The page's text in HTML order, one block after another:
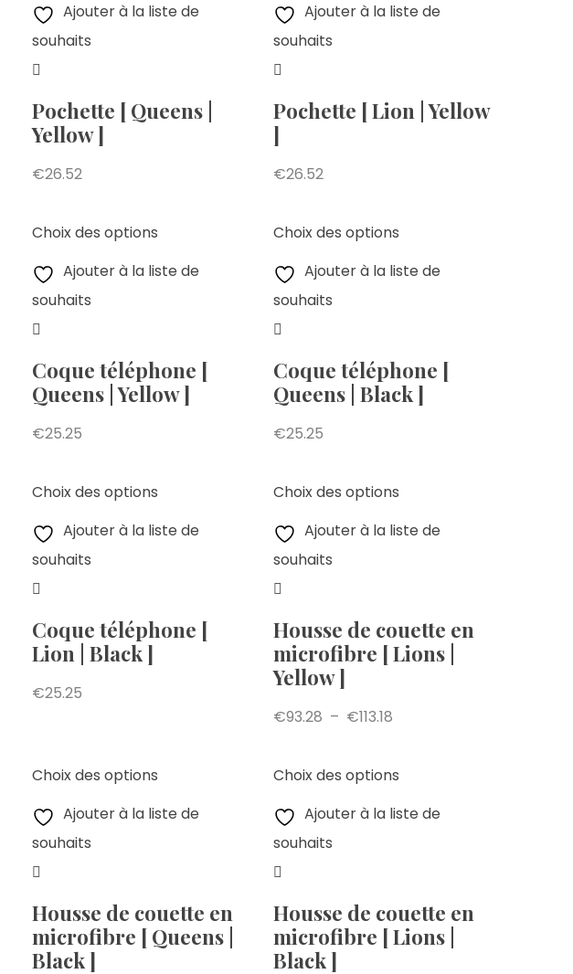
Ajouter à la liste de
souhaits
Pochette [ Queens |
Yellow ]
€26.52
Ajouter à la liste de
souhaits
Pochette [ Lion | Yellow
]
€26.52
Choix des options
Ajouter à la liste de
souhaits
Coque téléphone [
Queens | Yellow ]
€25.25
Choix des options
Ajouter à la liste de
souhaits
Coque téléphone [
Queens | Black ]
€25.25
Choix des options
Ajouter à la liste de
souhaits
Coque téléphone [
Lion | Black ]
€25.25
Choix des options
Ajouter à la liste de
souhaits
Housse de couette en
microfibre [ Lions |
Yellow ]
€93.28 – €113.18
Choix des options
Ajouter à la liste de
souhaits
Housse de couette en
microfibre [ Queens |
Black ]
Choix des options
Ajouter à la liste de
souhaits
Housse de couette en
microfibre [ Lions |
Black ]